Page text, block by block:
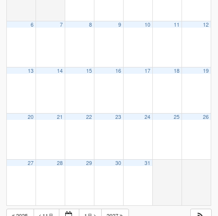
6 7 8 9 10 11 12
13 14 15 16 17 18 19
20 21 22 23 24 25 26
27 28 29 30 31